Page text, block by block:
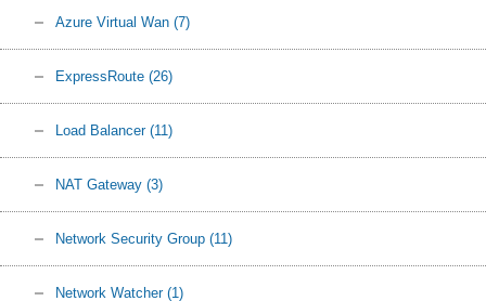
Azure Virtual Wan (7)
ExpressRoute (26)
Load Balancer (11)
NAT Gateway (3)
Network Security Group (11)
Network Watcher (1)